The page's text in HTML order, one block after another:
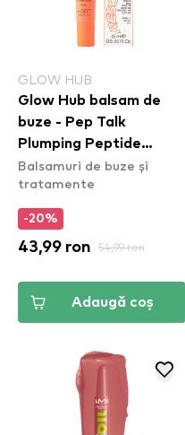
GLOW HUB
Glow Hub balsam de
buze - Pep Talk
Plumping Peptide
Rescue Balm - Mango
Balsamuri de buze și
tratamente
-20%
43,99 ron 54,99 ron
Adaugă coș